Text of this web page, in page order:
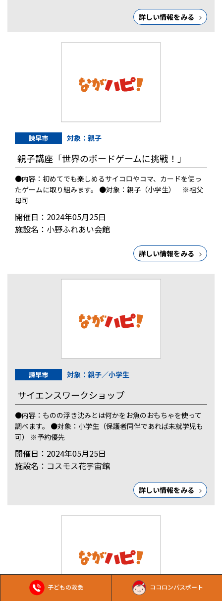
子どもの救急 ココロンパスポート
詳しい情報をみる
諫早市 対象：親子
親子講座「世界のボードゲームに挑戦！」
●内容：初めてでも楽しめるサイコロやコマ、カードを使っ
たゲームに取り組みます。 ●対象：親子（小学生） ※祖父
母可
開催日：2024年05月25日
施設名：小野ふれあい会館
詳しい情報をみる
諫早市 対象：親子／小学生
サイエンスワークショップ
●内容：ものの浮き沈みとは何かをお魚のおもちゃを使って
調べます。 ●対象：小学生（保護者同伴であれば未就学児も
可） ※予約優先
開催日：2024年05月25日
施設名：コスモス花宇宙館
詳しい情報をみる